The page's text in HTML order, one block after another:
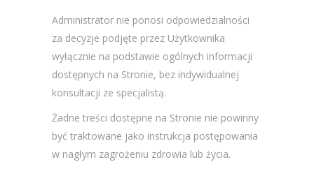
Administrator nie ponosi odpowiedzialności
za decyzje podjęte przez Użytkownika
wyłącznie na podstawie ogólnych informacji
dostępnych na Stronie, bez indywidualnej
konsultacji ze specjalistą.
Żadne treści dostępne na Stronie nie powinny
być traktowane jako instrukcja postępowania
w nagłym zagrożeniu zdrowia lub życia.